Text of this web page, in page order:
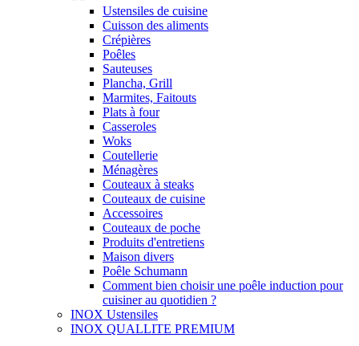
Ustensiles de cuisine
Cuisson des aliments
Crépières
Poêles
Sauteuses
Plancha, Grill
Marmites, Faitouts
Plats à four
Casseroles
Woks
Coutellerie
Ménagères
Couteaux à steaks
Couteaux de cuisine
Accessoires
Couteaux de poche
Produits d'entretiens
Maison divers
Poêle Schumann
Comment bien choisir une poêle induction pour
cuisiner au quotidien ?
INOX Ustensiles
INOX QUALLITE PREMIUM